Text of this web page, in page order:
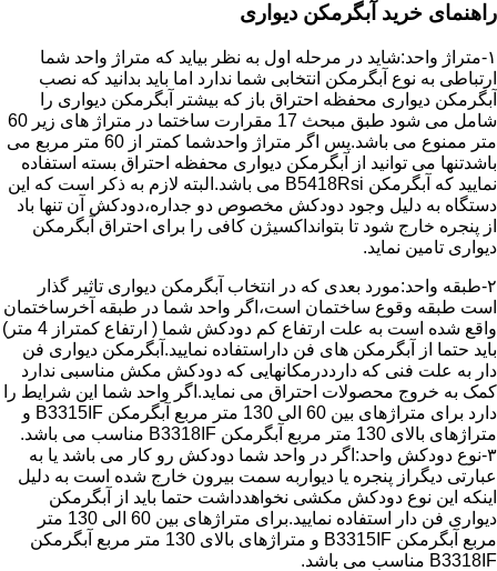
راهنمای خرید آبگرمکن دیواری
۱-متراژ واحد:شاید در مرحله اول به نظر بیاید که متراژ واحد شما
ارتباطی به نوع آبگرمکن انتخابی شما ندارد اما باید بدانید که نصب
آبگرمکن دیواری محفظه احتراق باز که بیشتر آبگرمکن دیواری را
شامل می شود طبق مبحث 17 مقرارت ساختما در متراژ های زیر 60
متر ممنوع می باشد.پس اگر متراژ واحدشما کمتر از 60 متر مربع می
باشدتنها می توانید از آبگرمکن دیواری محفظه احتراق بسته استفاده
نمایید که آبگرمکن B5418Rsi می باشد.البته لازم به ذکر است که این
دستگاه به دلیل وجود دودکش مخصوص دو جداره،دودکش آن تنها باد
از پنجره خارج شود تا بتوانداکسیژن کافی را برای احتراق آبگرمکن
دیواری تامین نماید.
۲-طبقه واحد:مورد بعدی که در انتخاب آبگرمکن دیواری تاثیر گذار
است طبقه وقوع ساختمان است،اگر واحد شما در طبقه آخرساختمان
واقع شده است به علت ارتفاع کم دودکش شما ( ارتفاع کمتراز 4 متر)
باید حتما از آبگرمکن های فن داراستفاده نمایید.آبگرمکن دیواری فن
دار به علت فنی که دارددرمکانهایی که دودکش مکش مناسبی ندارد
کمک به خروج محصولات احتراق می نماید.اگر واحد شما این شرایط را
دارد برای متراژهای بین 60 الی 130 متر مربع آبگرمکن B3315IF و
متراژهای بالای 130 متر مربع آبگرمکن B3318IF مناسب می باشد.
۳-نوع دودکش واحد:اگر در واحد شما دودکش رو کار می باشد یا به
عبارتی دیگراز پنجره یا دیواربه سمت بیرون خارج شده است به دلیل
اینکه این نوع دودکش مکشی نخواهدداشت حتما باید از آبگرمکن
دیواری فن دار استفاده نمایید.برای متراژهای بین 60 الی 130 متر
مربع آبگرمکن B3315IF و متراژهای بالای 130 متر مربع آبگرمکن
B3318IF مناسب می باشد.